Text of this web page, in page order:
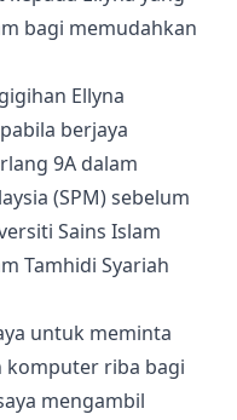
bagi memudahkan
Ellyna
berjaya
9A dalam
(SPM) sebelum
Sains Islam
Tamhidi Syariah
untuk meminta
komputer riba bagi
mengambil